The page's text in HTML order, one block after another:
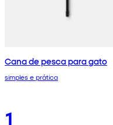
Cana de pesca para gato
simples e prática